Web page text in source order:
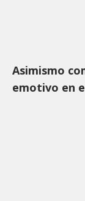
Asimismo
emotivo en